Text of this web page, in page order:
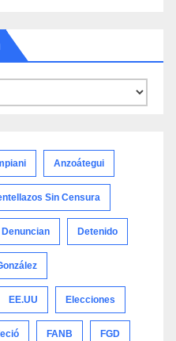
Anzoátegui
Sin Censura
Denuncian Detenido
EE.UU Elecciones
FANB FGD